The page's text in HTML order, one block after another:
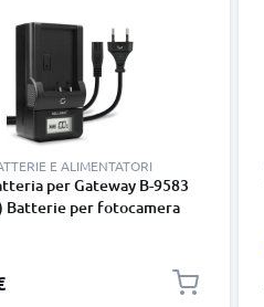
E ALIMENTATORI
per Gateway B-9583
Batterie per fotocamera